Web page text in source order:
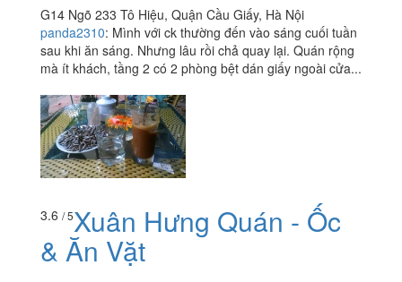
G14 Ngõ 233 Tô Hiệu, Quận Cầu Giấy, Hà Nội
panda2310: Mình với ck thường đến vào sáng cuối tuần
sau khi ăn sáng. Nhưng lâu rồi chả quay lại. Quán rộng
mà ít khách, tầng 2 có 2 phòng bệt dán giấy ngoài cửa...
3.6 / 5Xuân Hưng Quán - Ốc
& Ăn Vặt